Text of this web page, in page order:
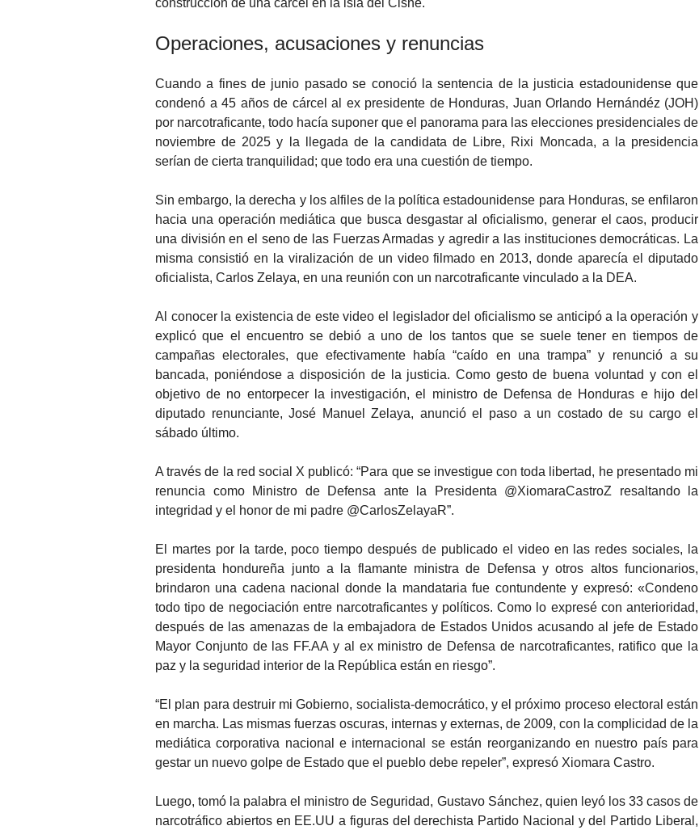
construcción de una cárcel en la isla del Cisne.
Operaciones, acusaciones y renuncias
Cuando a fines de junio pasado se conoció la sentencia de la justicia estadounidense que
condenó a 45 años de cárcel al ex presidente de Honduras, Juan Orlando Hernándéz (JOH)
por narcotraficante, todo hacía suponer que el panorama para las elecciones presidenciales de
noviembre de 2025 y la llegada de la candidata de Libre, Rixi Moncada, a la presidencia
serían de cierta tranquilidad; que todo era una cuestión de tiempo.
Sin embargo, la derecha y los alfiles de la política estadounidense para Honduras, se enfilaron
hacia una operación mediática que busca desgastar al oficialismo, generar el caos, producir
una división en el seno de las Fuerzas Armadas y agredir a las instituciones democráticas. La
misma consistió en la viralización de un video filmado en 2013, donde aparecía el diputado
oficialista, Carlos Zelaya, en una reunión con un narcotraficante vinculado a la DEA.
Al conocer la existencia de este video el legislador del oficialismo se anticipó a la operación y
explicó que el encuentro se debió a uno de los tantos que se suele tener en tiempos de
campañas electorales, que efectivamente había “caído en una trampa” y renunció a su
bancada, poniéndose a disposición de la justicia. Como gesto de buena voluntad y con el
objetivo de no entorpecer la investigación, el ministro de Defensa de Honduras e hijo del
diputado renunciante, José Manuel Zelaya, anunció el paso a un costado de su cargo el
sábado último.
A través de la red social X publicó: “Para que se investigue con toda libertad, he presentado mi
renuncia como Ministro de Defensa ante la Presidenta @XiomaraCastroZ resaltando la
integridad y el honor de mi padre @CarlosZelayaR”.
El martes por la tarde, poco tiempo después de publicado el video en las redes sociales, la
presidenta hondureña junto a la flamante ministra de Defensa y otros altos funcionarios,
brindaron una cadena nacional donde la mandataria fue contundente y expresó: «Condeno
todo tipo de negociación entre narcotraficantes y políticos. Como lo expresé con anterioridad,
después de las amenazas de la embajadora de Estados Unidos acusando al jefe de Estado
Mayor Conjunto de las FF.AA y al ex ministro de Defensa de narcotraficantes, ratifico que la
paz y la seguridad interior de la República están en riesgo”.
“El plan para destruir mi Gobierno, socialista-democrático, y el próximo proceso electoral están
en marcha. Las mismas fuerzas oscuras, internas y externas, de 2009, con la complicidad de la
mediática corporativa nacional e internacional se están reorganizando en nuestro país para
gestar un nuevo golpe de Estado que el pueblo debe repeler”, expresó Xiomara Castro.
Luego, tomó la palabra el ministro de Seguridad, Gustavo Sánchez, quien leyó los 33 casos de
narcotráfico abiertos en EE.UU a figuras del derechista Partido Nacional y del Partido Liberal,